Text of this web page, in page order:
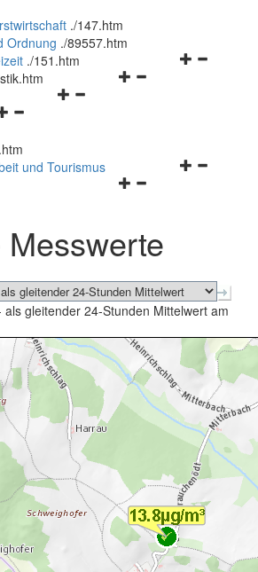
./147.htm
Ordnung ./89557.htm
Navigationsmenü
./151.htm
Navigationsmenü
Navigationsmenü
schließen
und Tourismus
als gleitender 24-Stunden Mittelwert am